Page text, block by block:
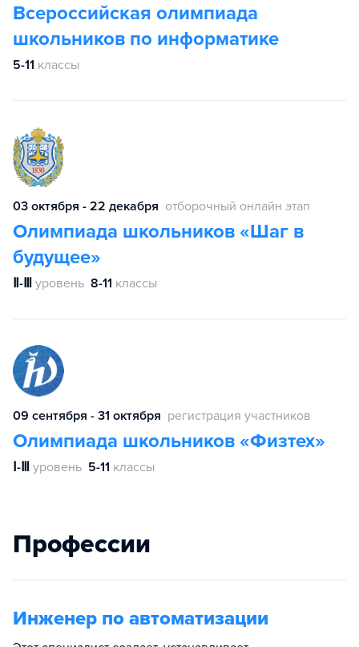
Всероссийская олимпиада
школьников по информатике
5-11 классы
03 октября - 22 декабря отборочный онлайн этап
Олимпиада школьников «Шаг в
будущее»
Ⅱ-Ⅲ уровень 8-11 классы
09 сентября - 31 октября регистрация участников
Олимпиада школьников «Физтех»
Ⅰ-Ⅲ уровень 5-11 классы
Профессии
Инженер по автоматизации